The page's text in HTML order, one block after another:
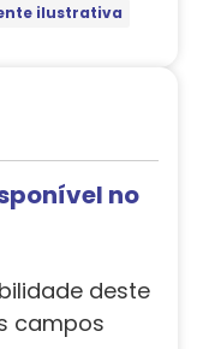
ilustrativa
no
deste
campos